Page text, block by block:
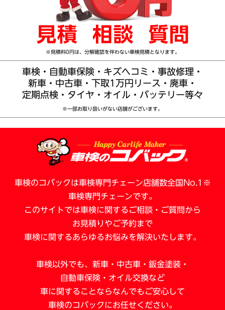
※見積料0円は、分解確認を伴わない車検見積となります。
車検・自動車保険・キズヘコミ・事故修理・
新車・中古車・下取1万円リース・廃車・
定期点検・タイヤ・オイル・バッテリー等々
※一部お取り扱いがない店舗がございます。
車検のコバックは車検専門チェーン店舗数全国No.1※
車検専門チェーンです。
このサイトでは車検に関するご相談・ご質問から
お見積りやご予約まで
車検に関するあらゆるお悩みを解決いたします。
車検以外でも、新車・中古車・鈑金塗装・
自動車保険・オイル交換など
車に関することならなんでもご安心して
車検のコバックにお任せください。